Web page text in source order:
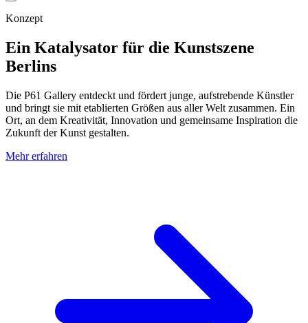
Konzept
Ein Katalysator für die Kunstszene
Berlins
Die P61 Gallery entdeckt und fördert junge, aufstrebende Künstler
und bringt sie mit etablierten Größen aus aller Welt zusammen. Ein
Ort, an dem Kreativität, Innovation und gemeinsame Inspiration die
Zukunft der Kunst gestalten.
Mehr erfahren